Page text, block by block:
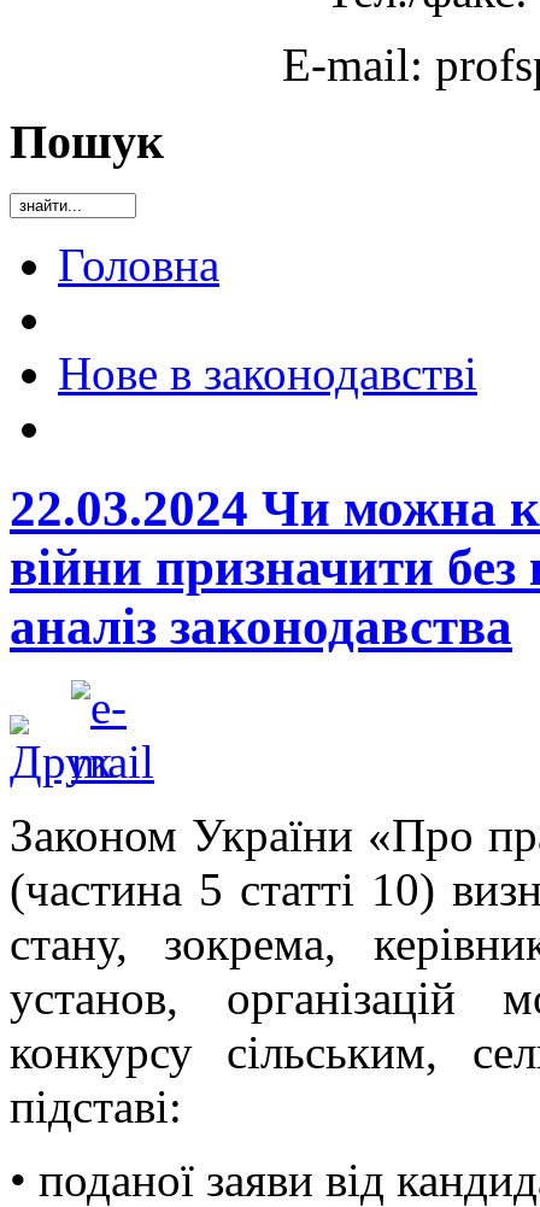
E-mail:
Пошук
Головна
Нове в законодавстві
22.03.2024 Чи можна
війни призначити
аналіз законодавства
Законом України «Про
(частина 5 статті 10)
стану, зокрема,
установ, організацій
конкурсу сільським,
підставі:
• поданої заяви від